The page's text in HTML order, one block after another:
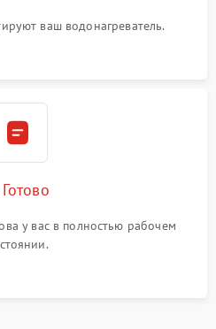
ваш водонагреватель.
у вас в полностью рабочем